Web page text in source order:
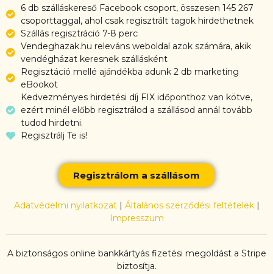
6 db szálláskereső Facebook csoport, összesen 145 267
csoporttaggal, ahol csak regisztrált tagok hirdethetnek
Szállás regisztráció 7-8 perc
Vendeghazak.hu releváns weboldal azok számára, akik
vendégházat keresnek szállásként
Regisztáció mellé ajándékba adunk 2 db marketing
eBookot
Kedvezményes hirdetési díj FIX időponthoz van kötve,
ezért minél előbb regisztrálod a szállásod annál tovább
tudod hirdetni.
Regisztrálj Te is!
Regisztrálom a szállásom
Adatvédelmi nyilatkozat| Általános szerződési feltételek|
Impresszum
A biztonságos online bankkártyás fizetési megoldást a Stripe
biztosítja.